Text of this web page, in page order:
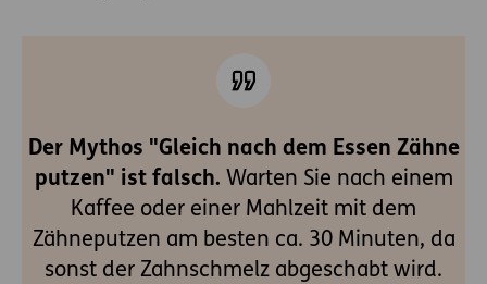
Der Mythos "Gleich nach dem Essen Zähne
putzen" ist falsch. Warten Sie nach einem
Kaffee oder einer Mahlzeit mit dem
Zähneputzen am besten ca. 30 Minuten, da
sonst der Zahnschmelz abgeschabt wird.